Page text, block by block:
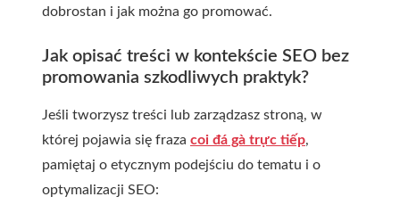
dobrostan i jak można go promować.
Jak opisać treści w kontekście SEO bez
promowania szkodliwych praktyk?
Jeśli tworzysz treści lub zarządzasz stroną, w
której pojawia się fraza coi đá gà trực tiếp,
pamiętaj o etycznym podejściu do tematu i o
optymalizacji SEO: